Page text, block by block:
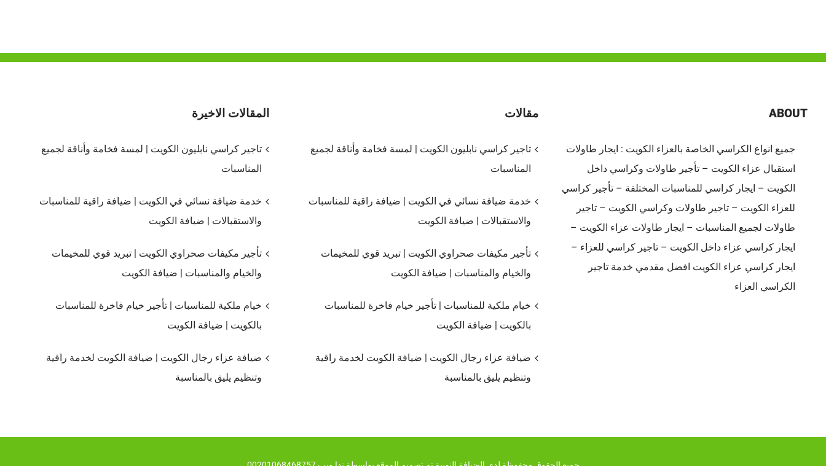
|
ABOUT
جميع انواع الكراسي الخاصة بالعزاء الكويت : ايجار طاولات
استقبال عزاء الكويت – تأجير طاولات وكراسي داخل
الكويت – ايجار كراسي للمناسبات المختلفة – تأجير كراسي
للعزاء الكويت – تاجير طاولات وكراسي الكويت – تاجير
طاولات لجميع المناسبات – ايجار طاولات عزاء الكويت –
ايجار كراسي عزاء داخل الكويت – تاجير كراسي للعزاء –
ايجار كراسي عزاء الكويت افضل مقدمي خدمة تاجير
الكراسي العزاء
مقالات
تاجير كراسي نابليون الكويت | لمسة فخامة وأناقة لجميع
المناسبات
خدمة ضيافة نسائي في الكويت | ضيافة راقية للمناسبات
والاستقبالات | ضيافة الكويت
تأجير مكيفات صحراوي الكويت | تبريد قوي للمخيمات
والخيام والمناسبات | ضيافة الكويت
خيام ملكية للمناسبات | تأجير خيام فاخرة للمناسبات
بالكويت | ضيافة الكويت
ضيافة عزاء رجال الكويت | ضيافة الكويت لخدمة راقية
وتنظيم يليق بالمناسبة
المقالات الاخيرة
تاجير كراسي نابليون الكويت | لمسة فخامة وأناقة لجميع
المناسبات
خدمة ضيافة نسائي في الكويت | ضيافة راقية للمناسبات
والاستقبالات | ضيافة الكويت
تأجير مكيفات صحراوي الكويت | تبريد قوي للمخيمات
والخيام والمناسبات | ضيافة الكويت
خيام ملكية للمناسبات | تأجير خيام فاخرة للمناسبات
بالكويت | ضيافة الكويت
ضيافة عزاء رجال الكويت | ضيافة الكويت لخدمة راقية
وتنظيم يليق بالمناسبة